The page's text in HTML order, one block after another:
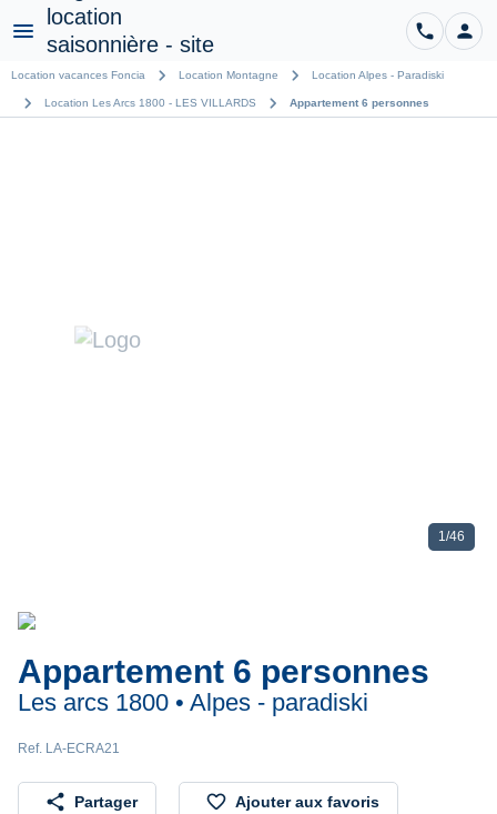
Menu phone person
Location vacances Foncia chevron_right Location Montagne chevron_right Location Alpes - Paradiski
chevron_right Location Les Arcs 1800 - LES VILLARDS chevron_right Appartement 6 personnes
1/46
Appartement 6 personnes
Les arcs 1800 • Alpes - paradiski
Ref. LA-ECRA21
share Partager favorite_border Ajouter aux favoris